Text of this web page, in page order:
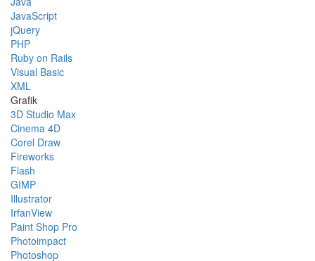
JavaScript
jQuery
PHP
Ruby on Rails
Visual Basic
XML
Grafik
3D Studio Max
Cinema 4D
Corel Draw
Fireworks
Flash
GIMP
Illustrator
IrfanView
Paint Shop Pro
Photoimpact
Photoshop